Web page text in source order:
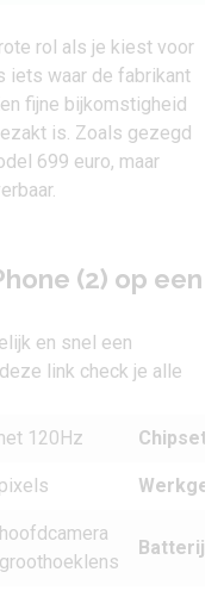
rol als je kiest voor
iets waar de fabrikant
fijne bijkomstigheid
is. Zoals gezegd
699 euro, maar
(2) op een
en snel een
deze link check je alle
120Hz Chipset
Batterij